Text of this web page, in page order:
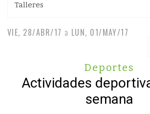
Talleres
VIE, 28/ABR/17 a LUN, 01/MAY/17
Deportes
Actividades
semana